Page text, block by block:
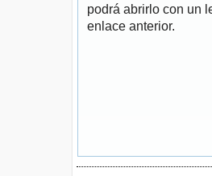
podrá abrirlo con un
enlace anterior.